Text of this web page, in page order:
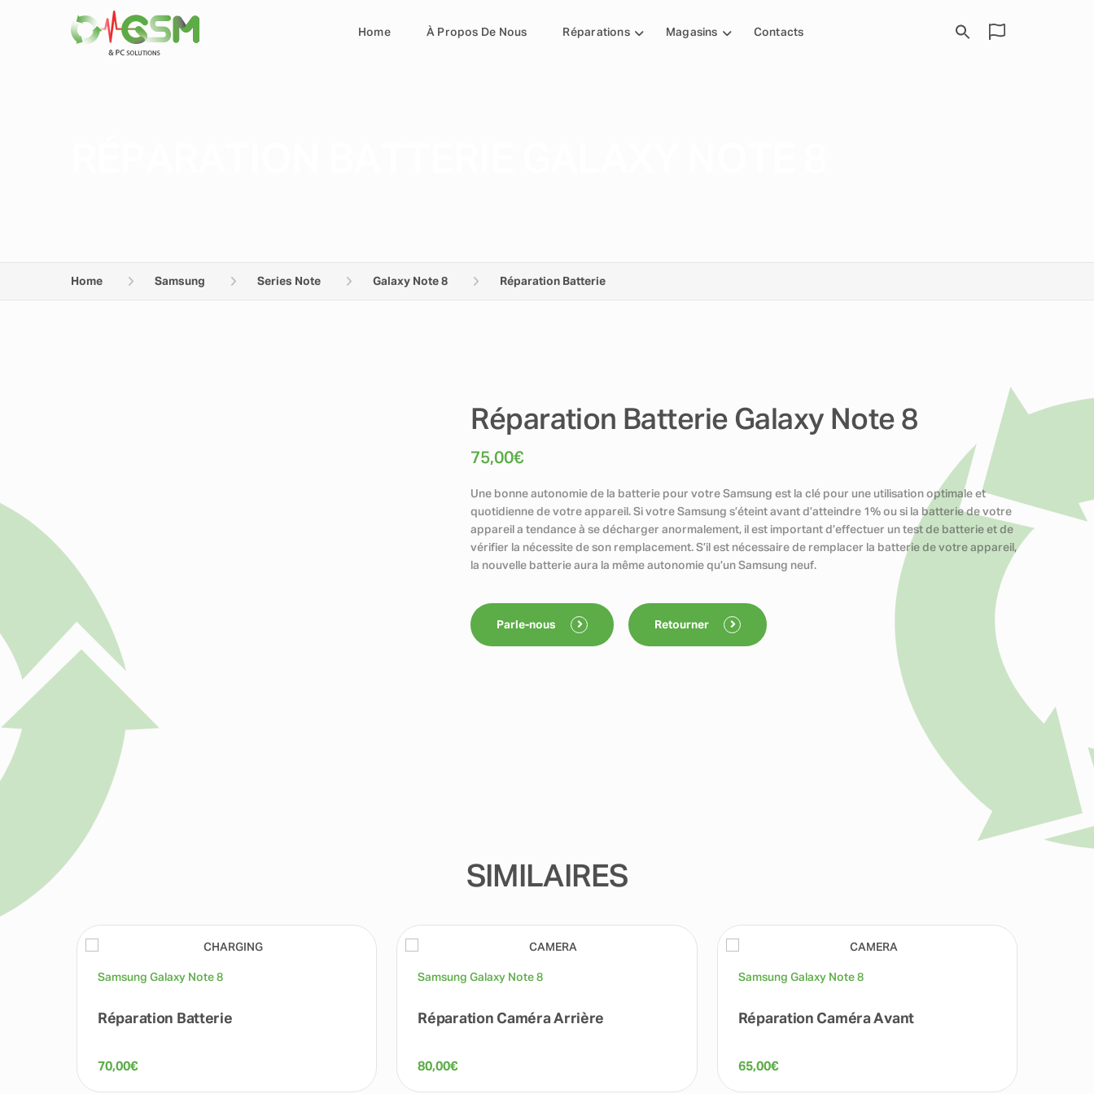
Home À Propos De Nous Réparations Magasins Contacts
Home Samsung Series Note Galaxy Note 8 Réparation Batterie
Réparation Batterie Galaxy Note 8
75,00€
Une bonne autonomie de la batterie pour votre Samsung est la clé pour une utilisation optimale et
quotidienne de votre appareil. Si votre Samsung s’éteint avant d’atteindre 1% ou si la batterie de votre
appareil a tendance à se décharger anormalement, il est important d’effectuer un test de batterie et de
vérifier la nécessite de son remplacement. S’il est nécessaire de remplacer la batterie de votre appareil,
la nouvelle batterie aura la même autonomie qu’un Samsung neuf.
Parle-nous Retourner
SIMILAIRES
Samsung Galaxy Note 8
Réparation Batterie
70,00€
Samsung Galaxy Note 8
Réparation Caméra Arrière
80,00€
Samsung Galaxy Note 8
Réparation Caméra Avant
65,00€